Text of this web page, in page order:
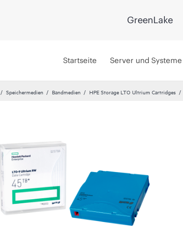
GreenLake
Startseite Server und Systeme
Speichermedien Bandmedien HPE Storage LTO Ultrium Cartridges